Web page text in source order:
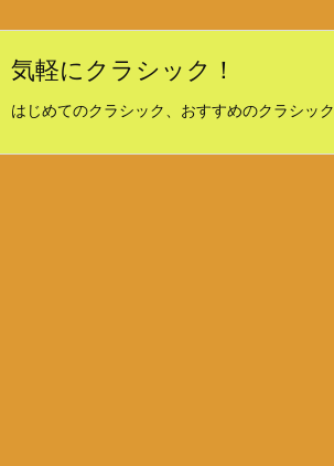
気軽にクラシック！
はじめてのクラシック、おすすめのクラシック